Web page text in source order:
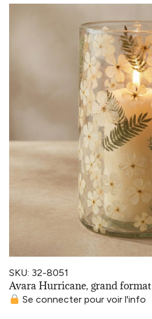
SKU: 32-8051
Avara Hurricane, grand format
Se connecter pour voir l'info